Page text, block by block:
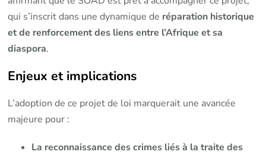
qui s’inscrit dans une dynamique de réparation historique
et de renforcement des liens entre l’Afrique et sa
diaspora.
Enjeux et implications
L’adoption de ce projet de loi marquerait une avancée
majeure pour :
La reconnaissance des crimes liés à la traite des